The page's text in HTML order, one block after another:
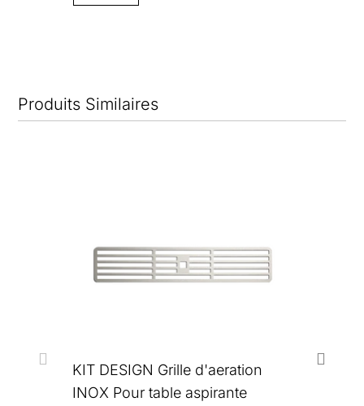
Produits Similaires
KIT DESIGN Grille d'aeration
INOX Pour table aspirante